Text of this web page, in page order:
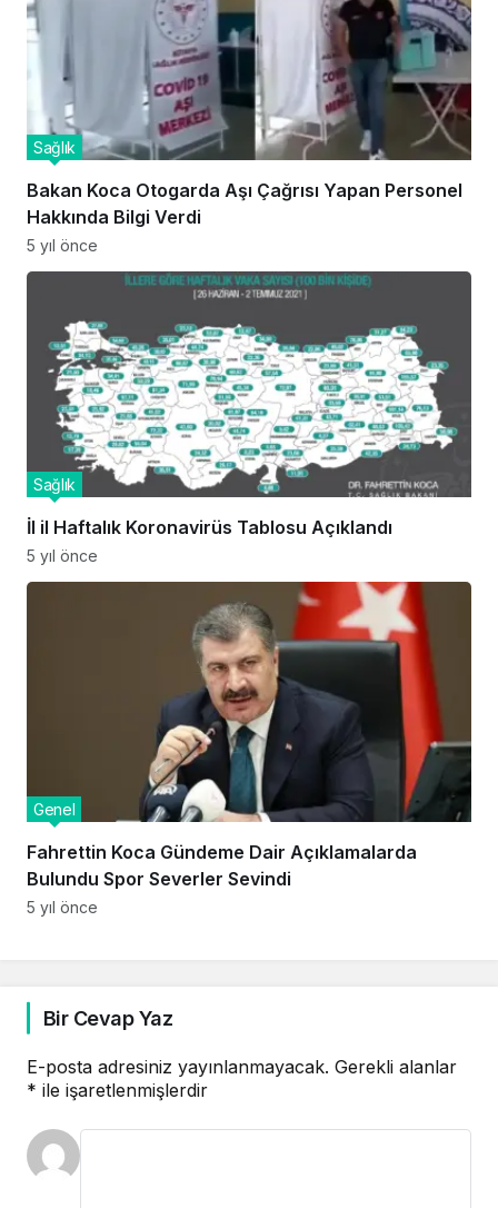
Bakan Koca Otogarda Aşı Çağrısı Yapan Personel
Hakkında Bilgi Verdi
Sağlık
5 yıl önce
İl il Haftalık Koronavirüs Tablosu Açıklandı
Sağlık
5 yıl önce
Fahrettin Koca Gündeme Dair Açıklamalarda
Bulundu Spor Severler Sevindi
Genel
5 yıl önce
Bir Cevap Yaz
E-posta adresiniz yayınlanmayacak. Gerekli alanlar
* ile işaretlenmişlerdir